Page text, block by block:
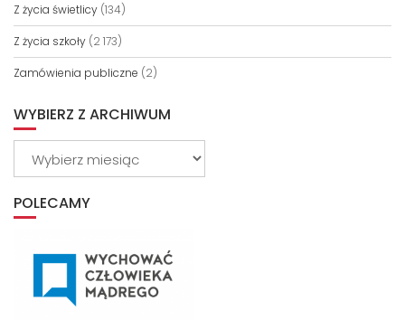
Z życia świetlicy (134)
Z życia szkoły (2 173)
Zamówienia publiczne (2)
WYBIERZ Z ARCHIWUM
POLECAMY